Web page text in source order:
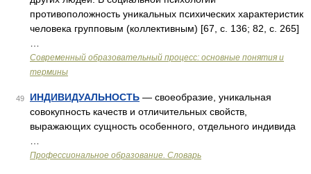
противоположность уникальных психических характеристик
человека групповым (коллективным) [67, c. 136; 82, c. 265]
Современный образовательный процесс: основные понятия и
термины
49 ИНДИВИДУАЛЬНОСТЬ — своеобразие, уникальная
совокупность качеств и отличительных свойств,
выражающих сущность особенного, отдельного индивида
Профессиональное образование. Словарь